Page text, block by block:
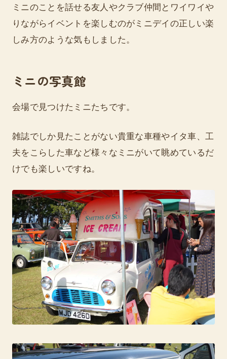
ミニのことを話せる友人やクラブ仲間とワイワイや
りながらイベントを楽しむのがミニデイの正しい楽
しみ方のような気もしました。
ミニの写真館
会場で見つけたミニたちです。
雑誌でしか見たことがない貴重な車種やイタ車、工
夫をこらした車など様々なミニがいて眺めているだ
けでも楽しいですね。